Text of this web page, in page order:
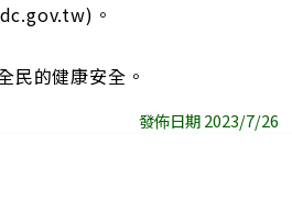
。
民的健康安全。
發佈日期 2023/7/26